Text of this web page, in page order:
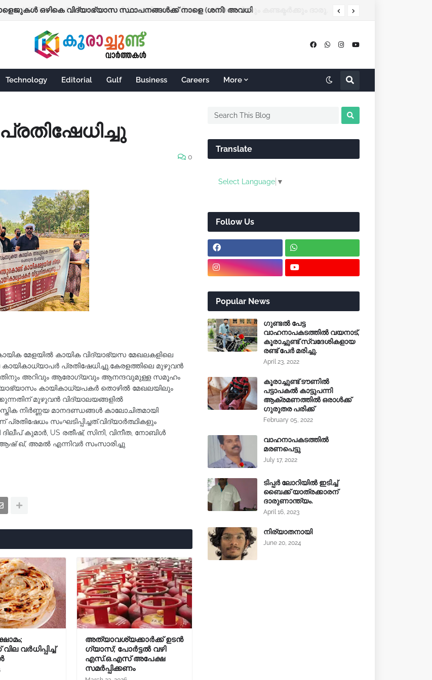
ഒഴികെ വിദ്യാഭ്യാസ സ്ഥാപനങ്ങൾക്ക് നാളെ (ശനി) അവധി
Technology Editorial Gulf Business Careers More
0
മേളയിൽ കായിക വിദ്യാഭ്യസ മേഖലകളിലെ
പ്രതിഷേധിച്ചു.കേരളത്തിലെ മുഴുവൻ
അറിവും ആരോഗ്യവും ആനന്ദവുമുള്ള സമൂഹം
കായികാധ്യപകർ തൊഴിൽ മേഖലയിലും
മുഴുവൻ വിദ്യാലയങ്ങളിൽ
നിർണ്ണയ മാനദണ്ഡങ്ങൾ കാലോചിതമായി
പ്രതിഷേധം സംഘടിപ്പിച്ചത്.വിദ്യാർത്ഥികളും
കുമാർ, US രതീഷ്, സിനി, വിനീത, നോബിൾ
ഖ്, അമൽ എന്നിവർ സംസാരിച്ചു
വർധിപ്പിച്ച്
അത്യാവശ്യക്കാർക്ക് ഉടൻ
ഗ്യാസ്; പോർട്ടൽ വഴി
എസ്.ഒ.എസ് അപേക്ഷ
സമർപ്പിക്കണം
Translate
Select Language ▼
Follow Us
Popular News
ഗുണ്ടൽ പേട്ട
വാഹനാപകടത്തിൽ വയനാട്,
കൂരാച്ചുണ്ട് സ്വദേശികളായ
രണ്ട് പേർ മരിച്ചു.
April 23, 2022
കൂരാച്ചുണ്ട് ടൗണിൽ
പട്ടാപകൽ കാട്ടുപന്നി
ആക്രമണത്തിൽ ഒരാൾക്ക്
ഗുരുതര പരിക്ക്
February 05, 2022
വാഹനാപകടത്തിൽ
മരണപെട്ടു
July 17, 2022
ടിപ്പർ ലോറിയിൽ ഇടിച്ച്
ബൈക്ക് യാത്രക്കാരന്
ദാരുണാന്ത്യം.
April 16, 2023
നിര്യാതനായി
June 20, 2024